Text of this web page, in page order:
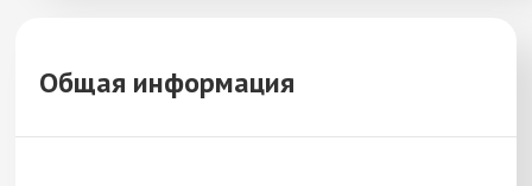
Общая информация